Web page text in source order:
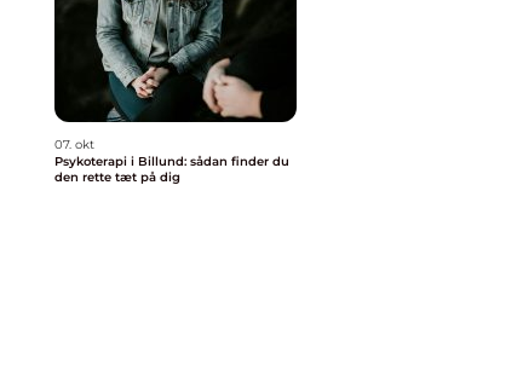
07. okt
Psykoterapi i Billund: sådan finder du
den rette tæt på dig